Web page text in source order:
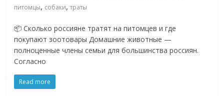
питомцы, собаки,траты
📦 Сколько россияне тратят на питомцев и где
покупают зоотовары Домашние животные —
полноценные члены семьи для большинства россиян.
Согласно
Read more